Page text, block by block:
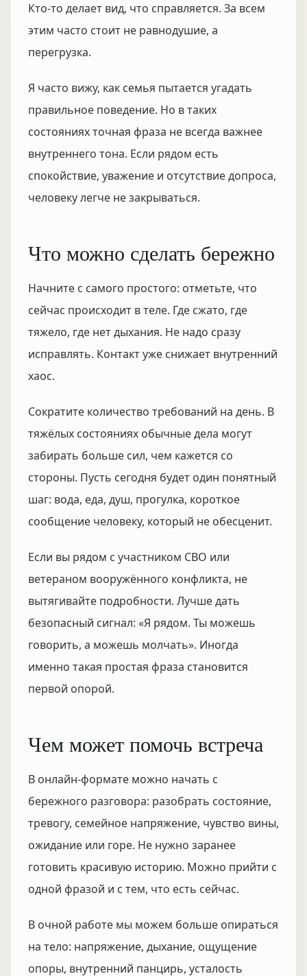
Кто-то делает вид, что справляется. За всем
этим часто стоит не равнодушие, а
перегрузка.
Я часто вижу, как семья пытается угадать
правильное поведение. Но в таких
состояниях точная фраза не всегда важнее
внутреннего тона. Если рядом есть
спокойствие, уважение и отсутствие допроса,
человеку легче не закрываться.
Что можно сделать бережно
Начните с самого простого: отметьте, что
сейчас происходит в теле. Где сжато, где
тяжело, где нет дыхания. Не надо сразу
исправлять. Контакт уже снижает внутренний
хаос.
Сократите количество требований на день. В
тяжёлых состояниях обычные дела могут
забирать больше сил, чем кажется со
стороны. Пусть сегодня будет один понятный
шаг: вода, еда, душ, прогулка, короткое
сообщение человеку, который не обесценит.
Если вы рядом с участником СВО или
ветераном вооружённого конфликта, не
вытягивайте подробности. Лучше дать
безопасный сигнал: «Я рядом. Ты можешь
говорить, а можешь молчать». Иногда
именно такая простая фраза становится
первой опорой.
Чем может помочь встреча
В онлайн-формате можно начать с
бережного разговора: разобрать состояние,
тревогу, семейное напряжение, чувство вины,
ожидание или горе. Не нужно заранее
готовить красивую историю. Можно прийти с
одной фразой и с тем, что есть сейчас.
В очной работе мы можем больше опираться
на тело: напряжение, дыхание, ощущение
опоры, внутренний панцирь, усталость